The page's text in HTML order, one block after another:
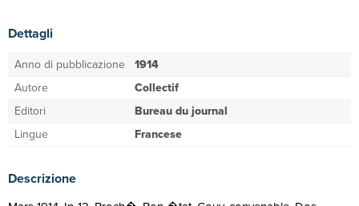
Dettagli
Anno di pubblicazione 1914
Autore
Collectif
Editori
Bureau du journal
Lingue
Francese
Descrizione